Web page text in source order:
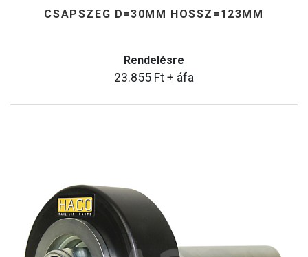
CSAPSZEG D=30MM HOSSZ=123MM
Rendelésre
23.855 Ft + áfa